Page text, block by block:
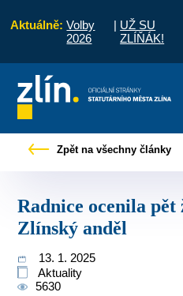
Aktuálně: Volby
2026
| UŽ SU
ZLÍŇÁK!
vyřídit Potřebuji
Zpět na všechny články
Radnice ocenila pět žen titulem
Zlínský anděl
13. 1. 2025
Aktuality
5630